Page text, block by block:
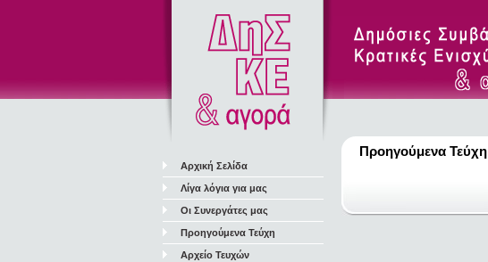
Αρχική Σελίδα
Λίγα λόγια για μας
Οι Συνεργάτες μας
Προηγούμενα Τεύχη
Αρχείο Τευχών
Προηγούμενα Τεύχη